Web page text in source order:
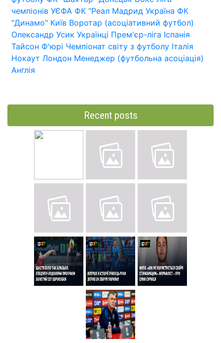
чемпіонів УЄФА ФК "Реал Мадрид Україна ФК
"Динамо" Київ Воротар (асоціативний футбол)
Олександр Усик Українці Прем'єр-ліга Іспанія
Тайсон Ф'юрі Чемпіонат світу з футболу Італія
Нокаут Лондон Менеджер (футбольна асоціація)
Англія
Recent posts